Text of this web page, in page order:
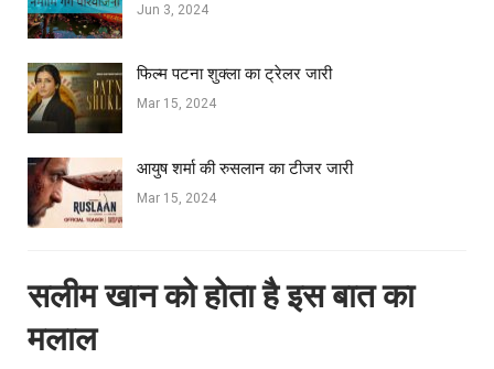
Jun 3, 2024
फिल्‍म पटना शुक्ला का ट्रेलर जारी
Mar 15, 2024
आयुष शर्मा की रुसलान का टीजर जारी
Mar 15, 2024
सलीम खान को होता है इस बात का
मलाल